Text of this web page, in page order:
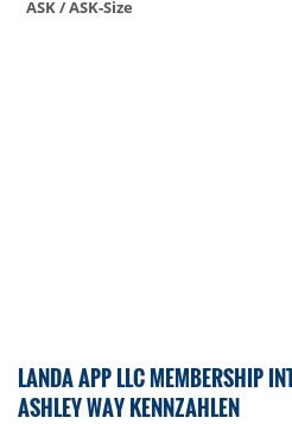
ASK / ASK-Size
LANDA APP LLC MEMBERSHIP
ASHLEY WAY KENNZAHLEN